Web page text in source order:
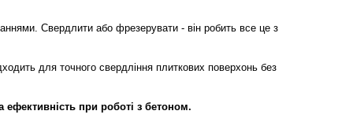
Свердлити або фрезерувати - він робить все це з
для точного свердління плиткових поверхонь без
ефективність при роботі з бетоном.